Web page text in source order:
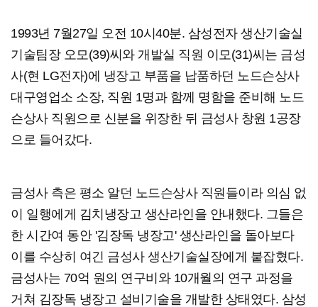
1993년 7월27일 오전 10시40분. 삼성전자 생산기술실
기술팀장 오모(39)씨와 개발실 직원 이모(31)씨는 금성
사(현 LG전자)에 냉장고 부품을 납품하던 노드슨상사
대구영업소 소장, 직원 1명과 함께 명함을 준비해 노드
슨상사 직원으로 신분을 위장한 뒤 금성사 창원 1공장
으로 들어갔다.
금성사 측은 평소 알던 노드슨상사 직원들이라 의심 없
이 일행에게 김치냉장고 생산라인을 안내했다. 그들은
한 시간여 동안 '김장독 냉장고' 생산라인을 돌아보다
이를 수상히 여긴 금성사 생산기술실장에게 붙잡혔다.
금성사는 70억 원의 연구비와 10개월의 연구 과정을
거쳐 김장독 냉장고 설비기술을 개발한 상태였다. 삼성